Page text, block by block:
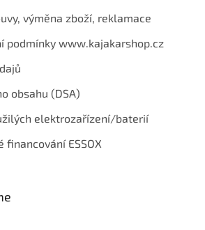
výměna zboží, reklamace
podmínky www.kajakarshop.cz
obsahu (DSA)
elektrozařízení/baterií
financování ESSOX